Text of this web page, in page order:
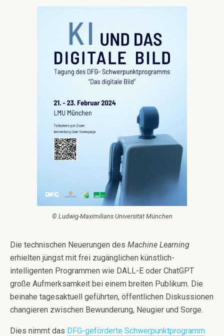
© Ludwig-Maximilians Universität München
Die technischen Neuerungen des Machine Learning
erhielten jüngst mit frei zugänglichen künstlich-
intelligenten Programmen wie DALL-E oder ChatGPT
große Aufmerksamkeit bei einem breiten Publikum. Die
beinahe tagesaktuell geführten, öffentlichen Diskussionen
changieren zwischen Bewunderung, Neugier und Sorge.
Dies nimmt das DFG-geförderte Schwerpunktprogramm